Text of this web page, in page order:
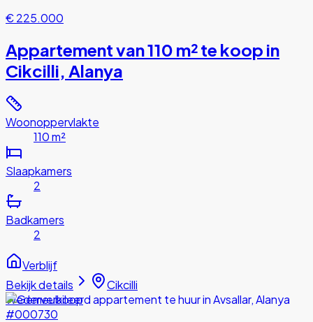
€ 225.000
Appartement van 110 m² te koop in
Cikcilli, Alanya
Woonoppervlakte
110 m²
Slaapkamers
2
Badkamers
2
Verblijf
Bekijk details
Cikcilli
Wederverkoop
#000730